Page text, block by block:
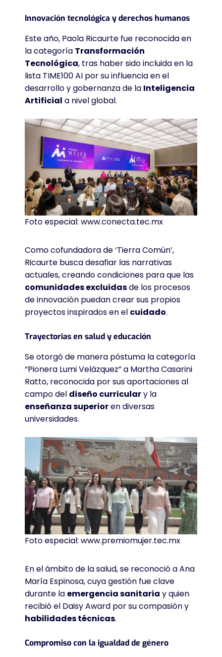
Innovación tecnológica y derechos humanos
Este año, Paola Ricaurte fue reconocida en
la categoría Transformación
Tecnológica, tras haber sido incluida en la
lista TIME100 AI por su influencia en el
desarrollo y gobernanza de la Inteligencia
Artificial a nivel global.
Foto especial: www.conecta.tec.mx
Como cofundadora de ‘Tierra Común’,
Ricaurte busca desafiar las narrativas
actuales, creando condiciones para que las
comunidades excluidasde los procesos
de innovación puedan crear sus propios
proyectos inspirados en el cuidado.
Trayectorias en salud y educación
Se otorgó de manera póstuma la categoría
“Pionera Lumi Velázquez” a Martha Casarini
Ratto, reconocida por sus aportaciones al
campo del diseño curriculary la
enseñanza superioren diversas
universidades.
Foto especial: www.premiomujer.tec.mx
En el ámbito de la salud, se reconoció a Ana
María Espinosa, cuya gestión fue clave
durante la emergencia sanitaria y quien
recibió el Daisy Award por su compasión y
habilidades técnicas.
Compromiso con la igualdad de género